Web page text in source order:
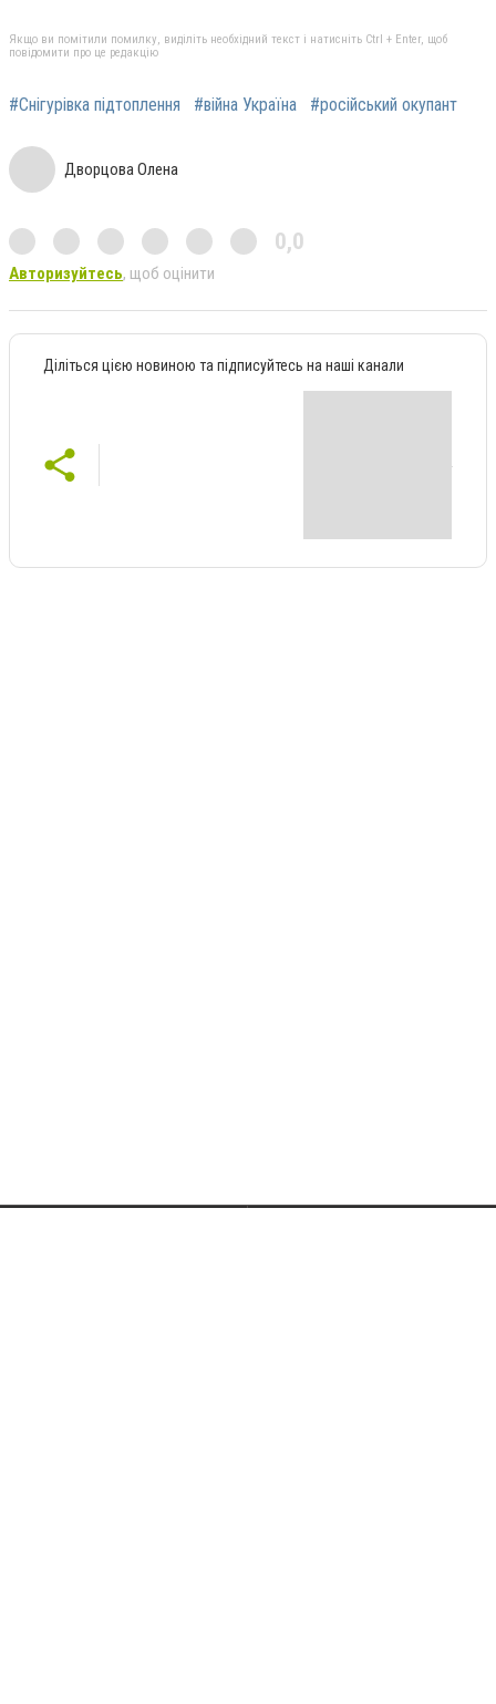
Якщо ви помітили помилку, виділіть необхідний текст і натисніть Ctrl + Enter, щоб
повідомити про це редакцію
#Снігурівка підтоплення #війна Україна #російський окупант
Дворцова Олена
0,0
Авторизуйтесь, щоб оцінити
Діліться цією новиною та підписуйтесь на наші канали